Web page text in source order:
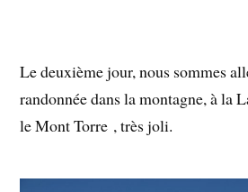
Le deuxième jour, nous sommes
randonnée dans la montagne, à la
le Mont Torre , très joli.